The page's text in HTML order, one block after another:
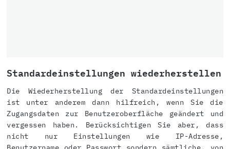
Standardeinstellungen wiederherstellen
Die Wiederherstellung der Standardeinstellungen
ist unter anderem dann hilfreich, wenn Sie die
Zugangsdaten zur Benutzeroberfläche geändert und
vergessen haben. Berücksichtigen Sie aber, dass
nicht nur Einstellungen wie IP-Adresse,